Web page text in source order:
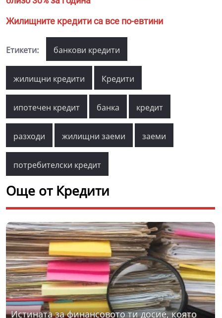
Жилищните кредити са все по-евтини
Етикети: банкови кредити
жилищни кредити Кредити
ипотечен кредит банка кредит
разходи жилищни заеми заеми
потребителски кредит
Още от Кредити
Истината за финансовото ти досие, която